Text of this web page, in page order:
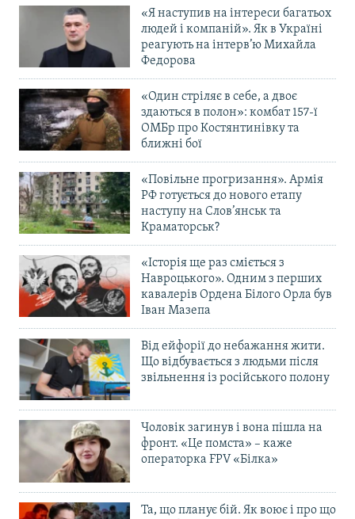
«Я наступив на інтереси багатьох
людей і компаній». Як в Україні
реагують на інтерв’ю Михайла
Федорова
«Один стріляє в себе, а двоє
здаються в полон»: комбат 157-ї
ОМБр про Костянтинівку та
ближні бої
«Повільне прогризання». Армія
РФ готується до нового етапу
наступу на Слов’янськ та
Краматорськ?
«Історія ще раз сміється з
Навроцького». Одним з перших
кавалерів Ордена Білого Орла був
Іван Мазепа
Від ейфорії до небажання жити.
Що відбувається з людьми після
звільнення із російського полону
Чоловік загинув і вона пішла на
фронт. «Це помста» – каже
операторка FPV «Білка»
Та, що планує бій. Як воює і про що